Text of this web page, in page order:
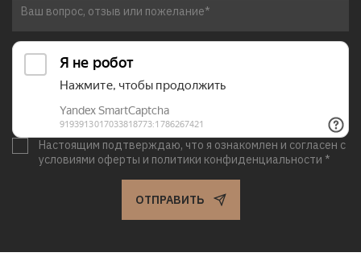
Настоящим подтверждаю, что я ознакомлен и согласен с
условиями оферты и политики конфиденциальности *
ОТПРАВИТЬ